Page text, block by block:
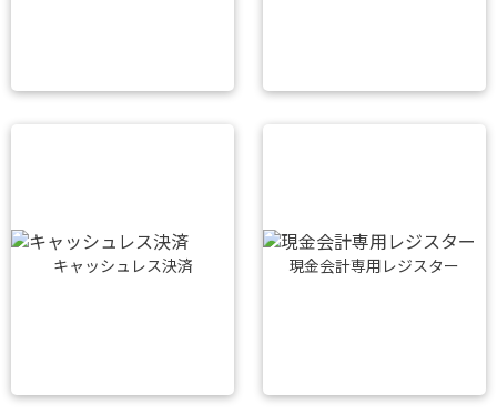
キャッシュレス決済 現金会計専用レジスター